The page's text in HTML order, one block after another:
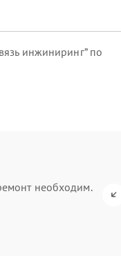
инжиниринг” по
необходим.